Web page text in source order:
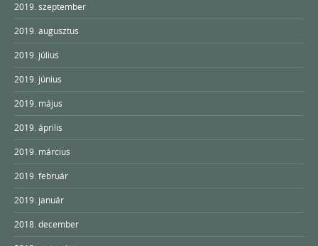
2019. szeptember
2019. augusztus
2019. július
2019. június
2019. május
2019. április
2019. március
2019. február
2019. január
2018. december